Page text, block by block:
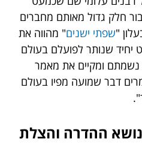
חלק גדול מאותם מחברים
"שפתי ישנים" מהווה את
יחיד שנותר לפועלם בעולם
נשמתם ומקיים את מאמר
דבר שמועה מפיו בעולם
ההדרה והצלת